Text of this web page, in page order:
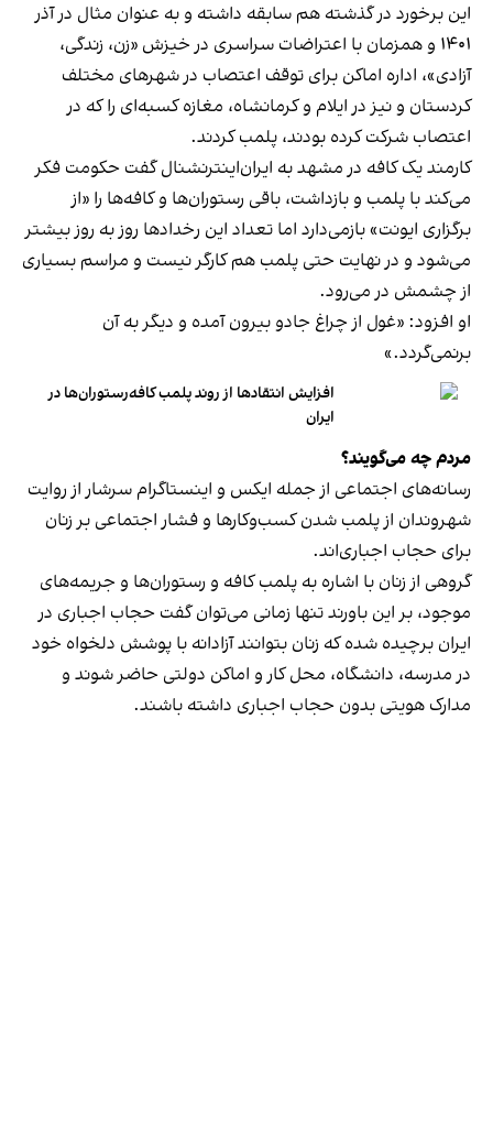
این برخورد در گذشته هم سابقه داشته و به عنوان مثال در آذر
۱۴۰۱ و همزمان با اعتراضات سراسری در خیزش «زن، زندگی،
آزادی»، اداره اماکن برای توقف اعتصاب در شهرهای مختلف
کردستان و نیز در ایلام و کرمانشاه، مغازه کسبه‌ای را که در
اعتصاب شرکت کرده بودند، پلمب کردند.
کارمند یک کافه در مشهد به ایران‌اینترنشنال گفت حکومت فکر
می‌کند با پلمب و بازداشت، باقی رستوران‌ها و کافه‌ها را «از
برگزاری ایونت» بازمی‌دارد اما تعداد این رخدادها روز به روز بیشتر
می‌شود و در نهایت حتی پلمب هم کارگر نیست و مراسم بسیاری
از چشمش در می‌رود.
او افزود: «غول از چراغ جادو بیرون آمده و دیگر به آن
برنمی‎‌گردد.»
افزایش انتقادها از روند پلمب کافه‌رستوران‌ها در
ایران
مردم چه می‌گویند؟
رسانه‎‌های اجتماعی از جمله ایکس و اینستاگرام سرشار از روایت
شهروندان از پلمب شدن کسب‌وکارها و فشار اجتماعی بر زنان
برای حجاب اجباری‌اند.
گروهی از زنان با اشاره به پلمب کافه و رستوران‌ها و جریمه‌های
موجود، بر این باورند تنها زمانی می‌توان گفت حجاب اجباری در
ایران برچیده شده که زنان بتوانند آزادانه با پوشش دلخواه خود
در مدرسه، دانشگاه، محل کار و اماکن دولتی حاضر شوند و
مدارک هویتی بدون حجاب اجباری داشته باشند.